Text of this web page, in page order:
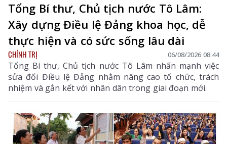
Tổng Bí thư, Chủ tịch nước Tô Lâm:
Xây dựng Điều lệ Đảng khoa học, dễ
thực hiện và có sức sống lâu dài
CHÍNH TRỊ 06/08/2026 08:44
Tổng Bí thư, Chủ tịch nước Tô Lâm nhấn mạnh việc
sửa đổi Điều lệ Đảng nhằm nâng cao tổ chức, trách
nhiệm và gắn kết với nhân dân trong giai đoạn mới.